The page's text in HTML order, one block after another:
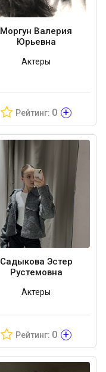
Моргун Валерия
Юрьевна
Актеры
Рейтинг: 0 +
Садыкова Эстер
Рустемовна
Актеры
Рейтинг: 0 +